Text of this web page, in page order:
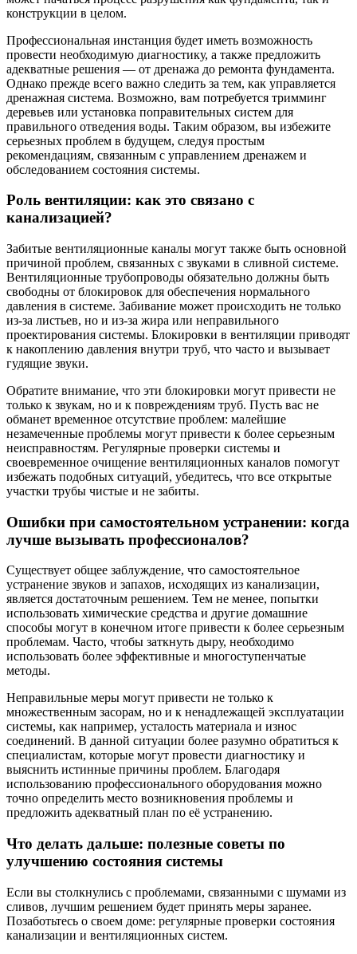
конструкции в целом.
Профессиональная инстанция будет иметь возможность
провести необходимую диагностику, а также предложить
адекватные решения — от дренажа до ремонта фундамента.
Однако прежде всего важно следить за тем, как управляется
дренажная система. Возможно, вам потребуется тримминг
деревьев или установка поправительных систем для
правильного отведения воды. Таким образом, вы избежите
серьезных проблем в будущем, следуя простым
рекомендациям, связанным с управлением дренажем и
обследованием состояния системы.
Роль вентиляции: как это связано с
канализацией?
Забитые вентиляционные каналы могут также быть основной
причиной проблем, связанных с звуками в сливной системе.
Вентиляционные трубопроводы обязательно должны быть
свободны от блокировок для обеспечения нормального
давления в системе. Забивание может происходить не только
из-за листьев, но и из-за жира или неправильного
проектирования системы. Блокировки в вентиляции приводят
к накоплению давления внутри труб, что часто и вызывает
гудящие звуки.
Обратите внимание, что эти блокировки могут привести не
только к звукам, но и к повреждениям труб. Пусть вас не
обманет временное отсутствие проблем: малейшие
незамеченные проблемы могут привести к более серьезным
неисправностям. Регулярные проверки системы и
своевременное очищение вентиляционных каналов помогут
избежать подобных ситуаций, убедитесь, что все открытые
участки трубы чистые и не забиты.
Ошибки при самостоятельном устранении: когда
лучше вызывать профессионалов?
Существует общее заблуждение, что самостоятельное
устранение звуков и запахов, исходящих из канализации,
является достаточным решением. Тем не менее, попытки
использовать химические средства и другие домашние
способы могут в конечном итоге привести к более серьезным
проблемам. Часто, чтобы заткнуть дыру, необходимо
использовать более эффективные и многоступенчатые
методы.
Неправильные меры могут привести не только к
множественным засорам, но и к ненадлежащей эксплуатации
системы, как например, усталость материала и износ
соединений. В данной ситуации более разумно обратиться к
специалистам, которые могут провести диагностику и
выяснить истинные причины проблем. Благодаря
использованию профессионального оборудования можно
точно определить место возникновения проблемы и
предложить адекватный план по её устранению.
Что делать дальше: полезные советы по
улучшению состояния системы
Если вы столкнулись с проблемами, связанными с шумами из
сливов, лучшим решением будет принять меры заранее.
Позаботьтесь о своем доме: регулярные проверки состояния
канализации и вентиляционных систем.